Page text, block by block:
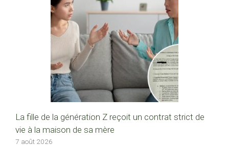
La fille de la génération Z reçoit un contrat strict de
vie à la maison de sa mère
7 août 2026